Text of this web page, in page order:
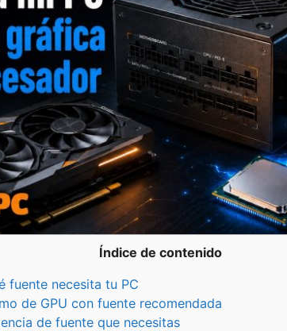
Índice de contenido
fuente necesita tu PC
de GPU con fuente recomendada
de fuente que necesitas